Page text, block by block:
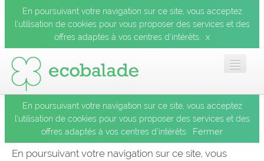
En poursuivant votre navigation sur ce site, vous acceptez
l’utilisation de cookies pour vous proposer des services et des
offres adaptés à vos centres d’intérêts.
x
Accueil
Les balades
En poursuivant votre navigation sur ce site, vous acceptez
l’utilisation de cookies pour vous proposer des services et des
offres adaptés à vos centres d’intérêts.
Fermer
En poursuivant votre navigation sur ce site, vous